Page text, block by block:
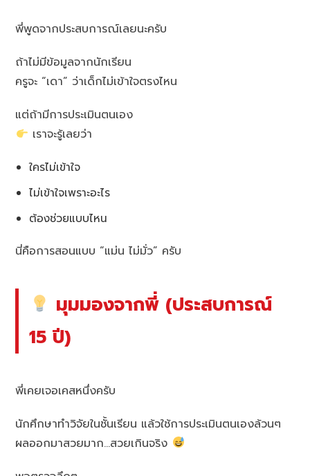
พี่พูดจากประสบการณ์เลยนะครับ
ถ้าไม่มีข้อมูลจากนักเรียน
ครูจะ “เดา” ว่าเด็กไม่เข้าใจตรงไหน
แต่ถ้ามีการประเมินตนเอง
เราจะรู้เลยว่า
ใครไม่เข้าใจ
ไม่เข้าใจเพราะอะไร
ต้องช่วยแบบไหน
นี่คือการสอนแบบ “แม่น ไม่มั่ว” ครับ
มุมมองจากพี่ (ประสบการณ์
15 ปี)
พี่เคยเจอเคสหนึ่งครับ
นักศึกษาทำวิจัยในชั้นเรียน แล้วใช้การประเมินตนเองล้วนๆ
ผลออกมาสวยมาก…สวยเกินจริง